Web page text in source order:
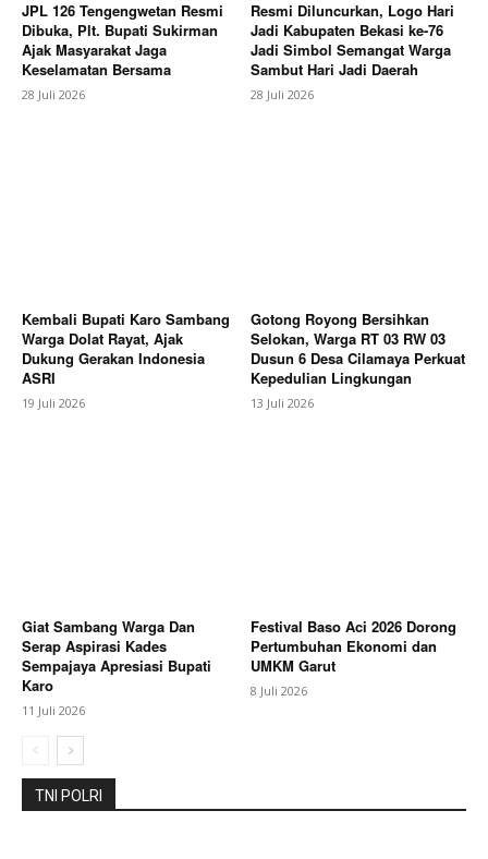
Subscription Plans
My account
JPL 126 Tengengwetan Resmi
Dibuka, Plt. Bupati Sukirman
Ajak Masyarakat Jaga
Keselamatan Bersama
28 Juli 2026
Resmi Diluncurkan, Logo Hari
Jadi Kabupaten Bekasi ke-76
Jadi Simbol Semangat Warga
Sambut Hari Jadi Daerah
28 Juli 2026
Kembali Bupati Karo Sambang
Warga Dolat Rayat, Ajak
Dukung Gerakan Indonesia
ASRI
19 Juli 2026
Gotong Royong Bersihkan
Selokan, Warga RT 03 RW 03
Dusun 6 Desa Cilamaya Perkuat
Kepedulian Lingkungan
13 Juli 2026
Giat Sambang Warga Dan
Serap Aspirasi Kades
Sempajaya Apresiasi Bupati
Karo
11 Juli 2026
Festival Baso Aci 2026 Dorong
Pertumbuhan Ekonomi dan
UMKM Garut
8 Juli 2026
TNI POLRI